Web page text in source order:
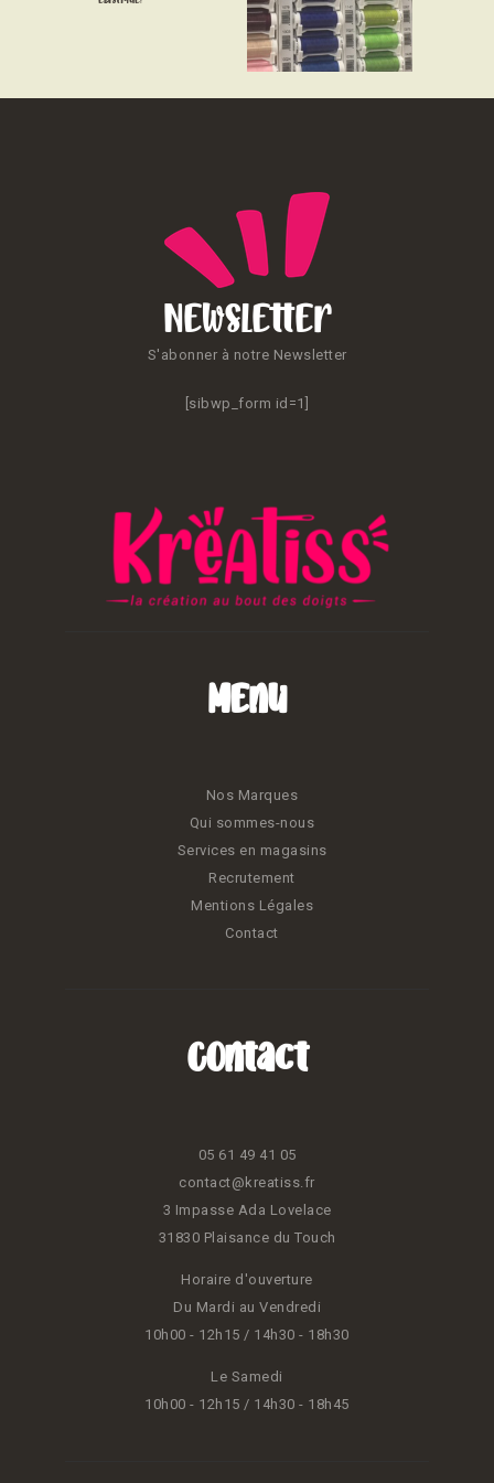
CONTACT
Newsletter
S'abonner à notre Newsletter
[sibwp_form id=1]
Menu
Nos Marques
Qui sommes-nous
Services en magasins
Recrutement
Mentions Légales
Contact
Contact
05 61 49 41 05
contact@kreatiss.fr
3 Impasse Ada Lovelace
31830 Plaisance du Touch
Horaire d'ouverture
Du Mardi au Vendredi
10h00 - 12h15 / 14h30 - 18h30
Le Samedi
10h00 - 12h15 / 14h30 - 18h45